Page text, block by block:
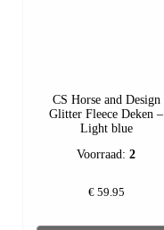
CS Horse and Design
Glitter Fleece Deken –
Light blue
Voorraad:2
€ 59.95